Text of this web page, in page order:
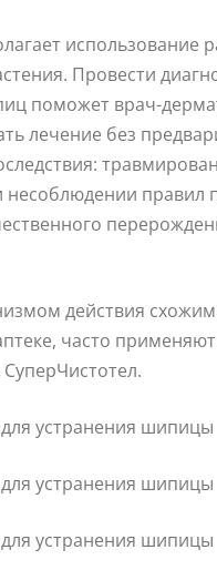
использование
Провести
поможет врач-
лечение без
правил
действия
часто